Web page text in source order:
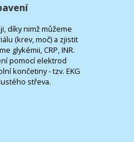
díky nimž můžeme
(krev, moč) a zjistit
glykémii, CRP, INR.
pomocí elektrod
končetiny - tzv. EKG
střeva.